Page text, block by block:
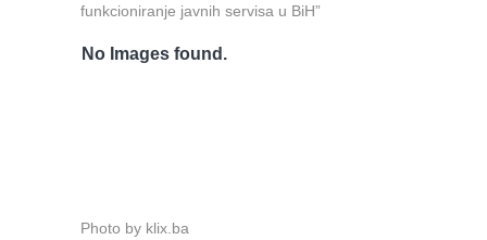
funkcioniranje javnih servisa u BiH”
No Images found.
Photo by klix.ba